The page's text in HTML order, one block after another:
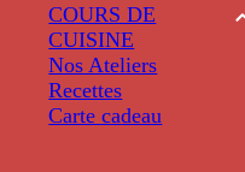
COURS DE
CUISINE
Nos Ateliers
Recettes
Carte cadeau